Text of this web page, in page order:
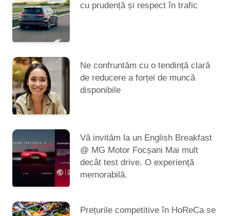
cu prudență și respect în trafic
Ne confruntăm cu o tendință clară
de reducere a forței de muncă
disponibile
Vă invităm la un English Breakfast
@ MG Motor Focșani Mai mult
decât test drive. O experiență
memorabilă.
Prețurile competitive în HoReCa se